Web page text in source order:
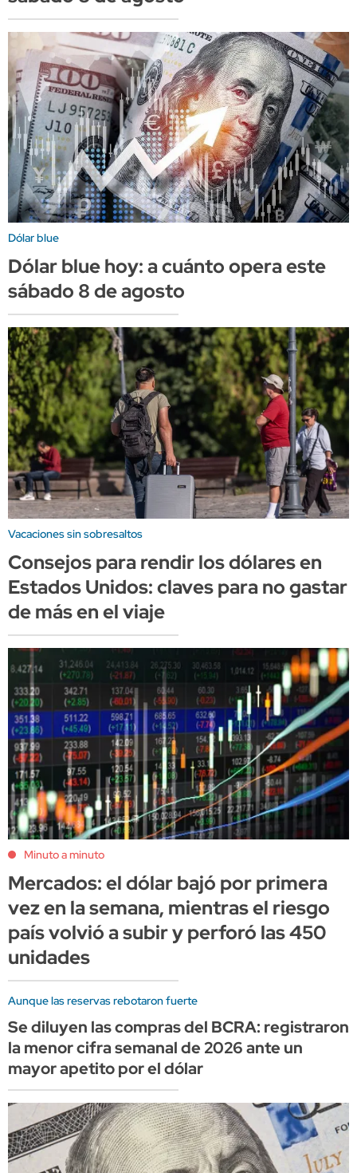
Dólar blue
Dólar blue hoy: a cuánto opera este
sábado 8 de agosto
Vacaciones sin sobresaltos
Consejos para rendir los dólares en
Estados Unidos: claves para no gastar
de más en el viaje
Minuto a minuto
Mercados: el dólar bajó por primera
vez en la semana, mientras el riesgo
país volvió a subir y perforó las 450
unidades
Aunque las reservas rebotaron fuerte
Se diluyen las compras del BCRA: registraron
la menor cifra semanal de 2026 ante un
mayor apetito por el dólar